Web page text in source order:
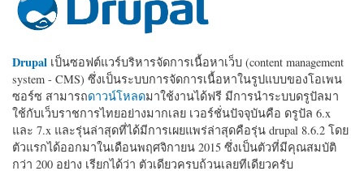
Drupal เป็นซอฟต์แวร์บริหารจัดการเนื้อหาเว็บ (content management
system - CMS) ซึ่งเป็นระบบการจัดการเนื้อหาในรูปแบบของโอเพน
ซอร์ซ สามารถดาวน์โหลดมาใช้งานได้ฟรี มีการนำระบบดรูปัลมา
ใช้กับเว็บราชการไทยอย่างมากเลย เวอร์ชั่นปัจจุบันคือ ดรูปัล 6.x
และ 7.x และรุ่นล่าสุดที่ได้มีการเผยแพร่ล่าสุดคือรุ่น drupal 8.6.2 โดย
ตัวแรกได้ออกมาในเดือนพฤศจิกายน 2015 ซึ่งเป็นตัวที่มีคุณสมบัติ
กว่า 200 อย่าง เรียกได้ว่า ตัวเดียวครบถ้วนเลยทีเดียวครับ